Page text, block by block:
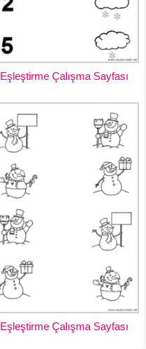
Eşleştirme Çalışma Sayfası
Eşleştirme Çalışma Sayfası